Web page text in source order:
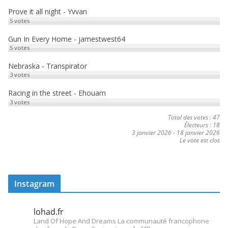
Prove it all night - Yvvan
5votes
Gun In Every Home - jamestwest64
5votes
Nebraska - Transpirator
3votes
Racing in the street - Ehouarn
3votes
Total des votes : 47
Électeurs : 18
3 janvier 2026- 18 janvier 2026
Le vote est clos
Instagram
lohad.fr
Land Of Hope And Dreams La communauté francophone